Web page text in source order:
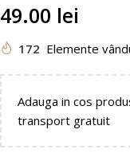
49.00 lei
172 Elemente
Adauga in cos
transport gratuit